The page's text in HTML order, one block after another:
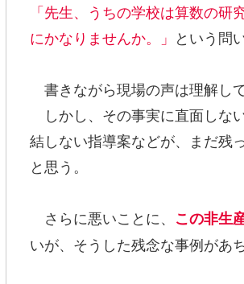
「先生、うちの学校は算数の
にかなりませんか。」 という問
書きながら現場の声は理解し
しかし、その事実に直面しな
結しない指導案などが、まだ残
と思う。
さらに悪いことに、 この非生
いが、そうした残念な事例があ